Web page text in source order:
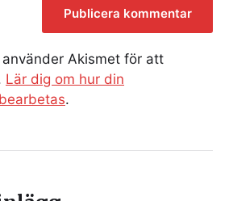
Akismet för att
Lär dig om hur din
.